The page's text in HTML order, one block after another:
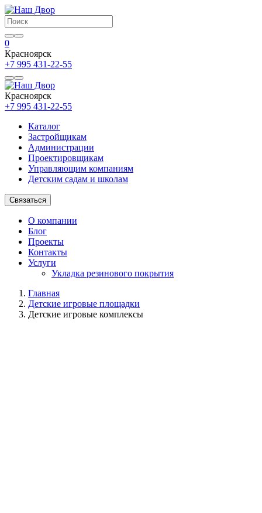
0
Красноярск
+7 995 431-22-55
Красноярск
+7 995 431-22-55
Каталог
Застройщикам
Администрации
Проектировщикам
Управляющим компаниям
Детским садам и школам
Связаться
О компании
Блог
Проекты
Контакты
Услуги
Укладка резинового покрытия
Главная
Детские игровые площадки
Детские игровые комплексы